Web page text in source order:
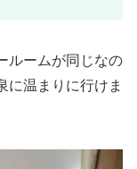
ルームが同じなの
に温まりに行けま